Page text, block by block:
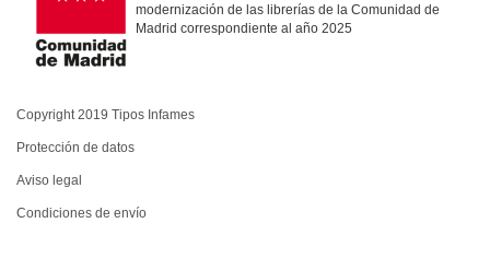
modernización de las librerías de la Comunidad de
Madrid correspondiente al año 2025
Copyright 2019 Tipos Infames
Protección de datos
Aviso legal
Condiciones de envío